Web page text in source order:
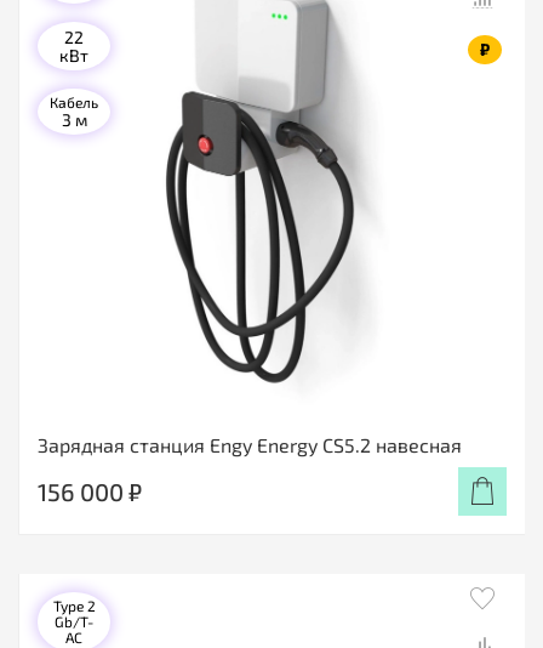
Зарядная станция Engy Energy CS5.2 навесная
₽
22
кВт
Кабель
3 м
156 000 ₽
Type 2
Gb/T-
AC